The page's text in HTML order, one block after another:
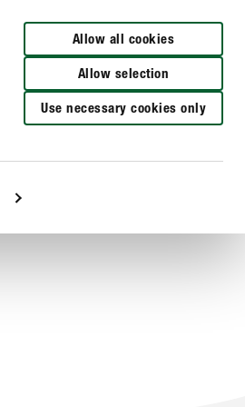
Allow all cookies
Allow selection
Use necessary cookies only